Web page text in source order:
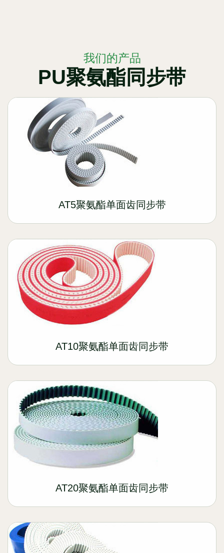
我们的产品
PU聚氨酯同步带
AT5聚氨酯单面齿同步带
AT10聚氨酯单面齿同步带
AT20聚氨酯单面齿同步带